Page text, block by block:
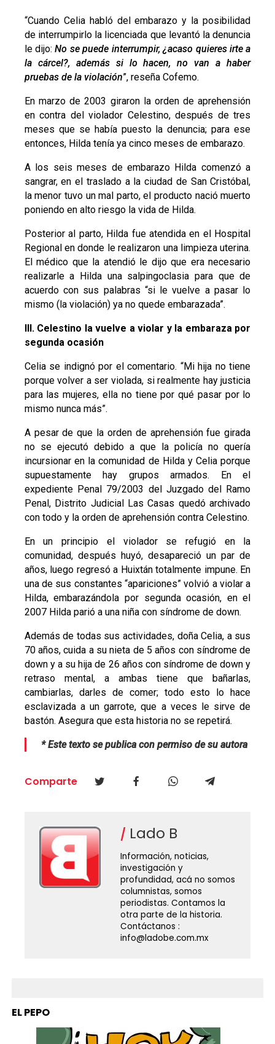
“Cuando Celia habló del embarazo y la posibilidad
de interrumpirlo la licenciada que levantó la denuncia
le dijo:No se puede interrumpir, ¿acaso quieres irte a
la cárcel?, además si lo hacen, no van a haber
pruebas de la violación”, reseña Cofemo.
En marzo de 2003 giraron la orden de aprehensión
en contra del violador Celestino, después de tres
meses que se había puesto la denuncia; para ese
entonces, Hilda tenía ya cinco meses de embarazo.
A los seis meses de embarazo Hilda comenzó a
sangrar, en el traslado a la ciudad de San Cristóbal,
la menor tuvo un mal parto, el producto nació muerto
poniendo en alto riesgo la vida de Hilda.
Posterior al parto, Hilda fue atendida en el Hospital
Regional en donde le realizaron una limpieza uterina.
El médico que la atendió le dijo que era necesario
realizarle a Hilda una salpingoclasia para que de
acuerdo con sus palabras “si le vuelve a pasar lo
mismo (la violación) ya no quede embarazada”.
III. Celestino la vuelve a violar y la embaraza por
segunda ocasión
Celia se indignó por el comentario. “Mi hija no tiene
porque volver a ser violada, si realmente hay justicia
para las mujeres, ella no tiene por qué pasar por lo
mismo nunca más”.
A pesar de que la orden de aprehensión fue girada
no se ejecutó debido a que la policía no quería
incursionar en la comunidad de Hilda y Celia porque
supuestamente hay grupos armados. En el
expediente Penal 79/2003 del Juzgado del Ramo
Penal, Distrito Judicial Las Casas quedó archivado
con todo y la orden de aprehensión contra Celestino.
En un principio el violador se refugió en la
comunidad, después huyó, desapareció un par de
años, luego regresó a Huixtán totalmente impune. En
una de sus constantes “apariciones” volvió a violar a
Hilda, embarazándola por segunda ocasión, en el
2007 Hilda parió a una niña con síndrome de down.
Además de todas sus actividades, doña Celia, a sus
70 años, cuida a su nieta de 5 años con síndrome de
down y a su hija de 26 años con síndrome de down y
retraso mental, a ambas tiene que bañarlas,
cambiarlas, darles de comer; todo esto lo hace
esclavizada a un garrote, que a veces le sirve de
bastón. Asegura que esta historia no se repetirá.
* Este texto se publica con permiso de su autora
Comparte
Lado B
Información, noticias,
investigación y
profundidad, acá no somos
columnistas, somos
periodistas. Contamos la
otra parte de la historia.
Contáctanos :
info@ladobe.com.mx
EL PEPO